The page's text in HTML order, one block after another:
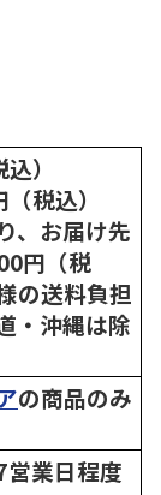
）
税込）
、お届け先
円（税
の送料負担
・沖縄は除
の商品のみ
業日程度